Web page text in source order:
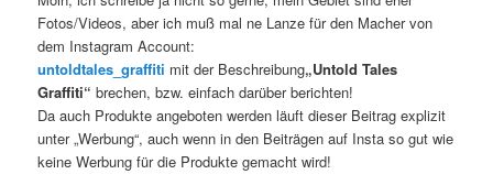
Fotos/Videos, aber ich muß mal ne Lanze für den Macher von
dem Instagram Account:
untoldtales_graffiti mit der Beschreibung„Untold Tales
Graffiti“brechen, bzw. einfach darüber berichten!
Da auch Produkte angeboten werden läuft dieser Beitrag explizit
unter „Werbung“, auch wenn in den Beiträgen auf Insta so gut wie
keine Werbung für die Produkte gemacht wird!